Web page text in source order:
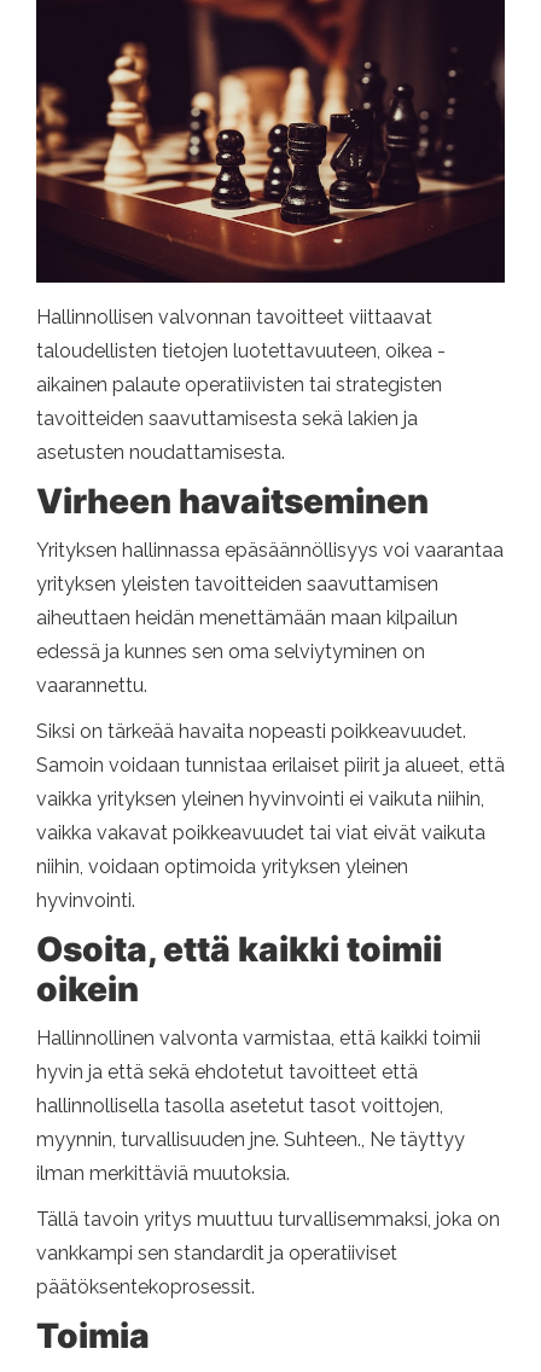
Hallinnollisen valvonnan tavoitteet viittaavat
taloudellisten tietojen luotettavuuteen, oikea -
aikainen palaute operatiivisten tai strategisten
tavoitteiden saavuttamisesta sekä lakien ja
asetusten noudattamisesta.
Virheen havaitseminen
Yrityksen hallinnassa epäsäännöllisyys voi vaarantaa
yrityksen yleisten tavoitteiden saavuttamisen
aiheuttaen heidän menettämään maan kilpailun
edessä ja kunnes sen oma selviytyminen on
vaarannettu.
Siksi on tärkeää havaita nopeasti poikkeavuudet.
Samoin voidaan tunnistaa erilaiset piirit ja alueet, että
vaikka yrityksen yleinen hyvinvointi ei vaikuta niihin,
vaikka vakavat poikkeavuudet tai viat eivät vaikuta
niihin, voidaan optimoida yrityksen yleinen
hyvinvointi.
Osoita, että kaikki toimii
oikein
Hallinnollinen valvonta varmistaa, että kaikki toimii
hyvin ja että sekä ehdotetut tavoitteet että
hallinnollisella tasolla asetetut tasot voittojen,
myynnin, turvallisuuden jne. Suhteen., Ne täyttyy
ilman merkittäviä muutoksia.
Tällä tavoin yritys muuttuu turvallisemmaksi, joka on
vankkampi sen standardit ja operatiiviset
päätöksentekoprosessit.
Toimia